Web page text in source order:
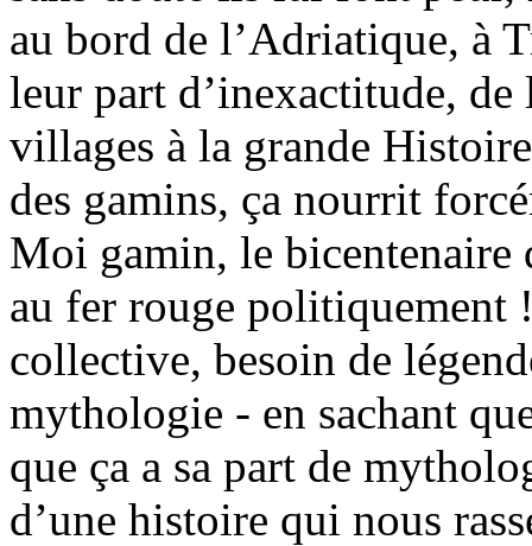
au bord de l’Adriatique, à
leur part d’inexactitude, de
villages à la grande
des gamins, ça nourrit
Moi gamin, le bicentenaire
au fer rouge politiquement
collective, besoin de
mythologie - en sachant
que ça a sa part de
d’une histoire qui nous